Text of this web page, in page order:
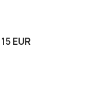
15 EUR